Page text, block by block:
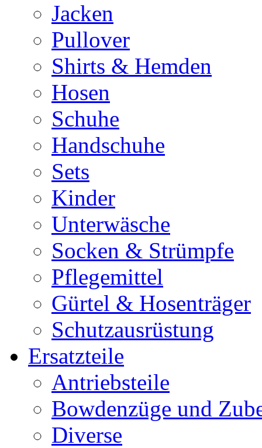
Jacken
Pullover
Shirts & Hemden
Hosen
Schuhe
Handschuhe
Sets
Kinder
Unterwäsche
Socken & Strümpfe
Pflegemittel
Gürtel & Hosenträger
Schutzausrüstung
Ersatzteile
Antriebsteile
Bowdenzüge und
Diverse